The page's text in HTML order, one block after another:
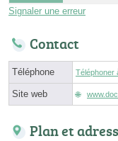
Signaler une erreur
Contact
Téléphone Téléphoner
Site web
Plan et